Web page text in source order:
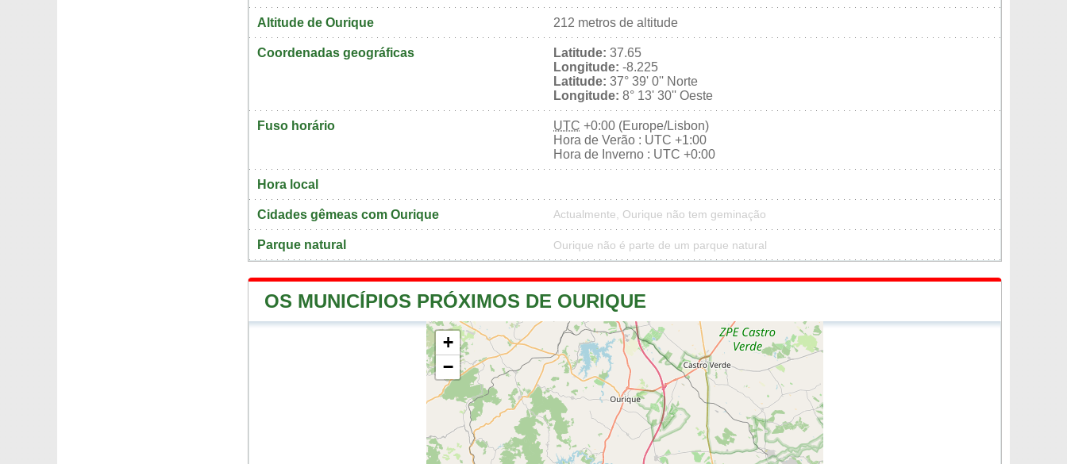
Altitude de Ourique 212 metros de altitude
Coordenadas geográficas Latitude: 37.65
Longitude: -8.225
Latitude: 37° 39' 0'' Norte
Longitude: 8° 13' 30'' Oeste
Fuso horário UTC +0:00 (Europe/Lisbon)
Hora de Verão : UTC +1:00
Hora de Inverno : UTC +0:00
Hora local
Cidades gêmeas com Ourique Actualmente, Ourique não tem geminação
Parque natural Ourique não é parte de um parque natural
OS MUNICÍPIOS PRÓXIMOS DE OURIQUE
+
−